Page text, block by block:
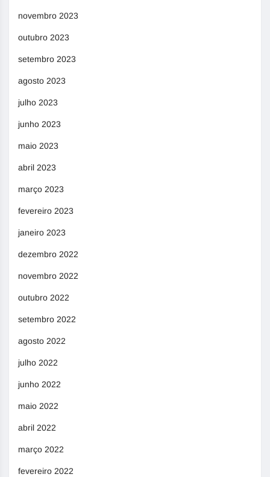
novembro 2023
outubro 2023
setembro 2023
agosto 2023
julho 2023
junho 2023
maio 2023
abril 2023
março 2023
fevereiro 2023
janeiro 2023
dezembro 2022
novembro 2022
outubro 2022
setembro 2022
agosto 2022
julho 2022
junho 2022
maio 2022
abril 2022
março 2022
fevereiro 2022